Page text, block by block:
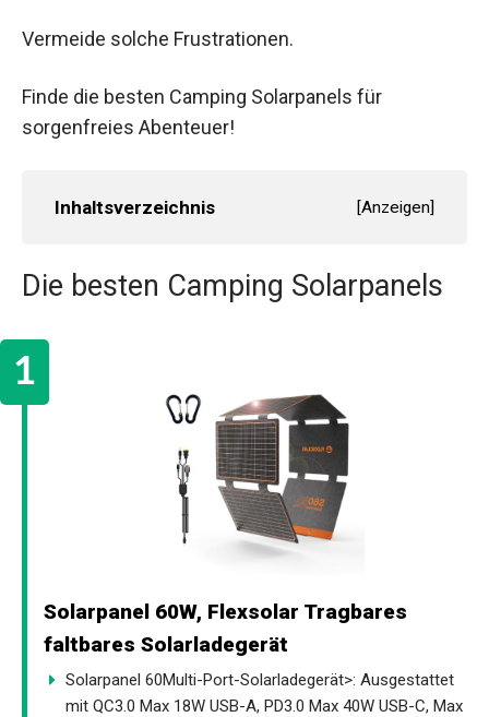
Vermeide solche Frustrationen.
Finde die besten Camping Solarpanels für
sorgenfreies Abenteuer!
Inhaltsverzeichnis [Anzeigen]
Die besten Camping Solarpanels
Solarpanel 60W, Flexsolar Tragbares
faltbares Solarladegerät
Solarpanel 60Multi-Port-Solarladegerät>: Ausgestattet
mit QC3.0 Max 18W USB-A, PD3.0 Max 40W USB-C, Max